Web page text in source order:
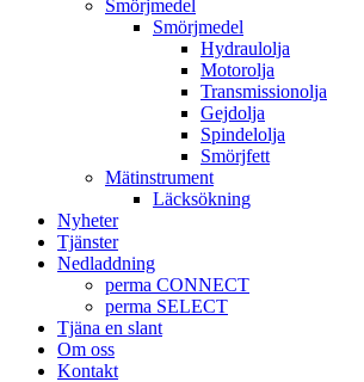
Smörjmedel
Smörjmedel
Hydraulolja
Motorolja
Transmissionolja
Gejdolja
Spindelolja
Smörjfett
Mätinstrument
Läcksökning
Nyheter
Tjänster
Nedladdning
perma CONNECT
perma SELECT
Tjäna en slant
Om oss
Kontakt